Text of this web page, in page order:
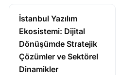
İstanbul Yazılım
Ekosistemi: Dijital
Dönüşümde Stratejik
Çözümler ve Sektörel
Dinamikler